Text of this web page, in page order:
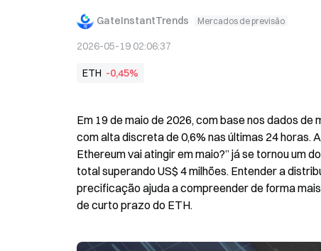
GateInstantTrends Mercados de previsão
2026-05-19 02:06:37
ETH -0,45%
Em 19 de maio de 2026, com base nos dados
com alta discreta de 0,6% nas últimas 24 horas.
Ethereum vai atingir em maio?” já se tornou um
total superando US$ 4 milhões. Entender a
precificação ajuda a compreender de forma
de curto prazo do ETH.